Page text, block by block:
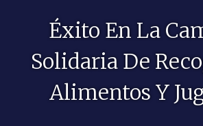
Éxito En La
Solidaria De
Alimentos Y